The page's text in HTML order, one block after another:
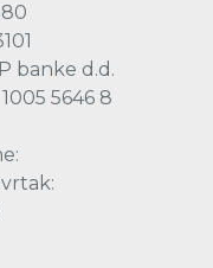
banke d.d.
5646 8